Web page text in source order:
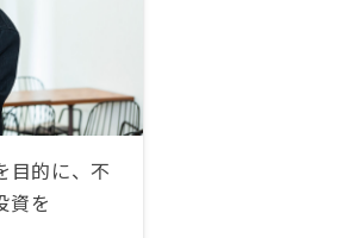
目的に、不
資を